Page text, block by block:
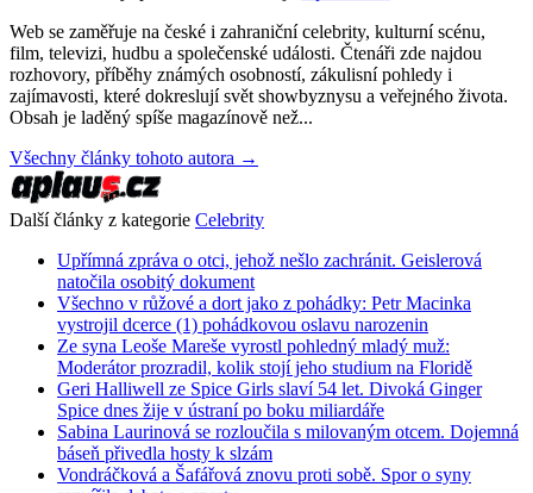
Web se zaměřuje na české i zahraniční celebrity, kulturní scénu,
film, televizi, hudbu a společenské události. Čtenáři zde najdou
rozhovory, příběhy známých osobností, zákulisní pohledy i
zajímavosti, které dokreslují svět showbyznysu a veřejného života.
Obsah je laděný spíše magazínově než...
Všechny články tohoto autora →
Další články z kategorie Celebrity
Upřímná zpráva o otci, jehož nešlo zachránit. Geislerová
natočila osobitý dokument
Všechno v růžové a dort jako z pohádky: Petr Macinka
vystrojil dcerce (1) pohádkovou oslavu narozenin
Ze syna Leoše Mareše vyrostl pohledný mladý muž:
Moderátor prozradil, kolik stojí jeho studium na Floridě
Geri Halliwell ze Spice Girls slaví 54 let. Divoká Ginger
Spice dnes žije v ústraní po boku miliardáře
Sabina Laurinová se rozloučila s milovaným otcem. Dojemná
báseň přivedla hosty k slzám
Vondráčková a Šafářová znovu proti sobě. Spor o syny